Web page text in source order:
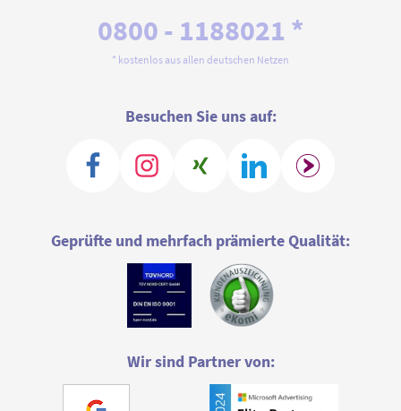
0800 - 1188021 *
* kostenlos aus allen deutschen Netzen
Besuchen Sie uns auf:
Geprüfte und mehrfach prämierte Qualität:
Wir sind Partner von: